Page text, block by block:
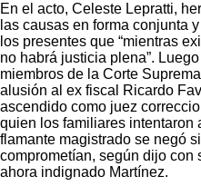
En el acto, Celeste Lepratti,
las causas en forma conjunta
los presentes que “mientras
no habrá justicia plena”.
miembros de la Corte
alusión al ex fiscal Ricardo
ascendido como juez
quien los familiares intentaron
flamante magistrado se negó
comprometían, según dijo con
ahora indignado Martínez.